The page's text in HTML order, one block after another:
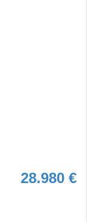
28.980 €